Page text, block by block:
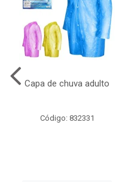
Capa de chuva adulto
Código: 832331